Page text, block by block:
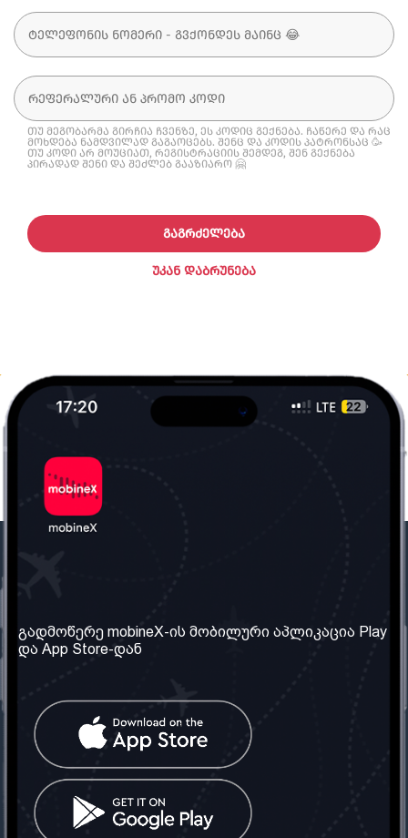
თუ მეგობარმა გირჩია ჩვენზე, ეს კოდიც გექნება. ჩაწერე და რაც
მოხდება ნამდვილად გაგაოცებს. შენც და კოდის პატრონსაც 🥳
თუ კოდი არ მოუციათ, რეგისტრაციის შემდეგ, შენ გექნება
პირადად შენი და შეძლებ გააზიარო 🤗
ᲣᲙᲐᲜ ᲓᲐᲑᲠᲣᲜᲔᲑᲐ
ᲒᲐᲒᲠᲫᲔᲚᲔᲑᲐ
ჩვენ შესახებ
ჩვენი სერვისები
წესები და პირობები
კითხვები
კონტაქტი
საქართველო: თბილისი
ტელ: 032 2 04 00 50
სოციალური ქსელი
გადმოწერე mobineX-ის მობილური აპლიკაცია Play
და App Store-დან